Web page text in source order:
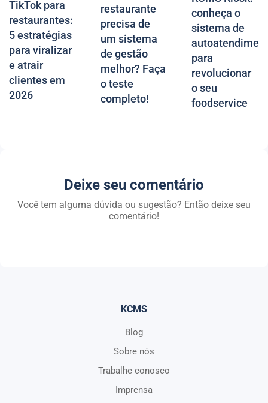
TikTok para
restaurantes:
5 estratégias
para viralizar
e atrair
clientes em
2026
restaurante
precisa de
um sistema
de gestão
melhor? Faça
o teste
completo!
conheça o
sistema de
para
revolucionar
o seu
foodservice
Deixe seu comentário
Você tem alguma dúvida ou sugestão? Então deixe seu
comentário!
KCMS
Blog
Sobre nós
Trabalhe conosco
Imprensa